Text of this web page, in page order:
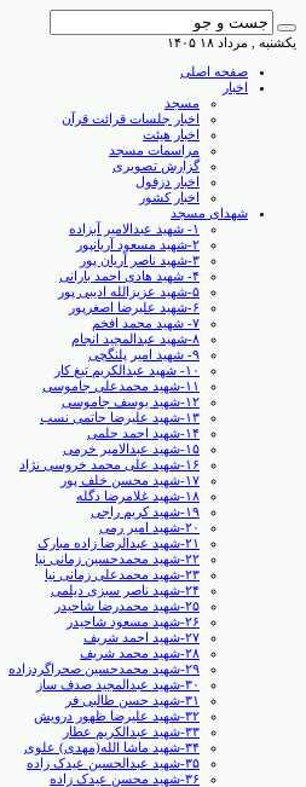
یکشنبه , مرداد ۱۸ ۱۴۰۵
صفحه اصلی
اخبار
مسجد
اخبار جلسات قرائت قرآن
اخبار هیئت
مراسمات مسجد
گزارش تصویری
اخبار دزفول
اخبار کشور
شهدای مسجد
۱- شهید عبدالامیر آبزاده
۲-شهید مسعود آریانپور
۳-شهید ناصر آریان پور
۴- شهید هادی احمد بارانی
۵-شهید عزیزالله ادیبی پور
۶-شهید علیرضا اصغرپور
۷- شهید محمد افخم
۸-شهید عبدالمجید انجام
۹- شهید امیر پلنگچی
۱۰- شهید عبدالکریم تیغ کار
۱۱-شهید محمدعلی جاموسی
۱۲-شهید یوسف جاموسی
۱۳-شهید علیرضا حاتمی نسب
۱۴-شهید احمد حلمی
۱۵-شهید عبدالامیر خرمی
۱۶-شهید علی محمد خروسی نژاد
۱۷-شهید محسن خلف پور
۱۸-شهید غلامرضا دگله
۱۹-شهید کریم راجی
۲۰-شهید امیر رمی
۲۱-شهید عبدالرضا زاده مبارک
۲۲-شهید محمدحسین زمانی نیا
۲۳-شهید محمدعلی زمانی نیا
۲۴-شهید ناصر سبزی دیلمی
۲۵-شهید محمدرضا شاحیدر
۲۶-شهید مسعود شاحیدر
۲۷-شهید احمد شریف
۲۸-شهید محمد شریف
۲۹-شهید محمدحسین صحراگردزاده
۳۰-شهید عبدالمجید صدف ساز
۳۱-شهید حسن طالبی ‏فر
۳۲-شهید علیرضا ظهور درویش
۳۳-شهید عبدالکریم عطار
۳۴-شهید ماشا الله(مهدی) علوی
۳۵-شهید عبدالحسین عیدک زاده
۳۶-شهید محسن عیدک زاده